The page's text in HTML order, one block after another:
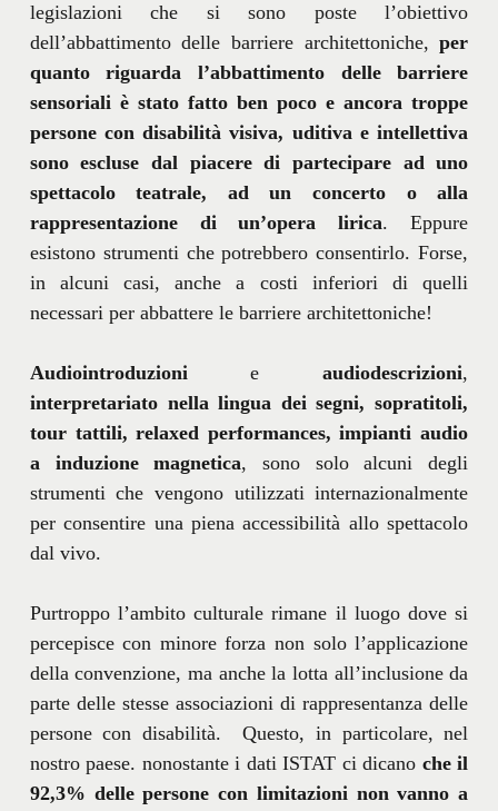
legislazioni che si sono poste l’obiettivo
dell’abbattimento delle barriere architettoniche,per
quanto riguarda l’abbattimento delle barriere
sensoriali è stato fatto ben poco e ancora troppe
persone con disabilità visiva, uditiva e intellettiva
sono escluse dal piacere di partecipare ad uno
spettacolo teatrale, ad un concerto o alla
rappresentazione di un’opera lirica. Eppure
esistono strumenti che potrebbero consentirlo. Forse,
in alcuni casi, anche a costi inferiori di quelli
necessari per abbattere le barriere architettoniche!
Audiointroduzionieaudiodescrizioni,
interpretariato nella lingua dei segni, sopratitoli,
tour tattili, relaxed performances, impianti audio
a induzione magnetica, sono solo alcuni degli
strumenti che vengono utilizzati internazionalmente
per consentire una piena accessibilità allo spettacolo
dal vivo.
Purtroppo l’ambito culturale rimane il luogo dove si
percepisce con minore forza non solo l’applicazione
della convenzione, ma anche la lotta all’inclusione da
parte delle stesse associazioni di rappresentanza delle
persone con disabilità. Questo, in particolare, nel
nostro paese. nonostante i dati ISTAT ci dicano che il
92,3% delle persone con limitazioni non vanno a